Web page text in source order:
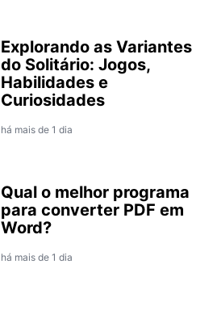
Explorando as Variantes
do Solitário: Jogos,
Habilidades e
Curiosidades
há mais de 1 dia
Qual o melhor programa
para converter PDF em
Word?
há mais de 1 dia